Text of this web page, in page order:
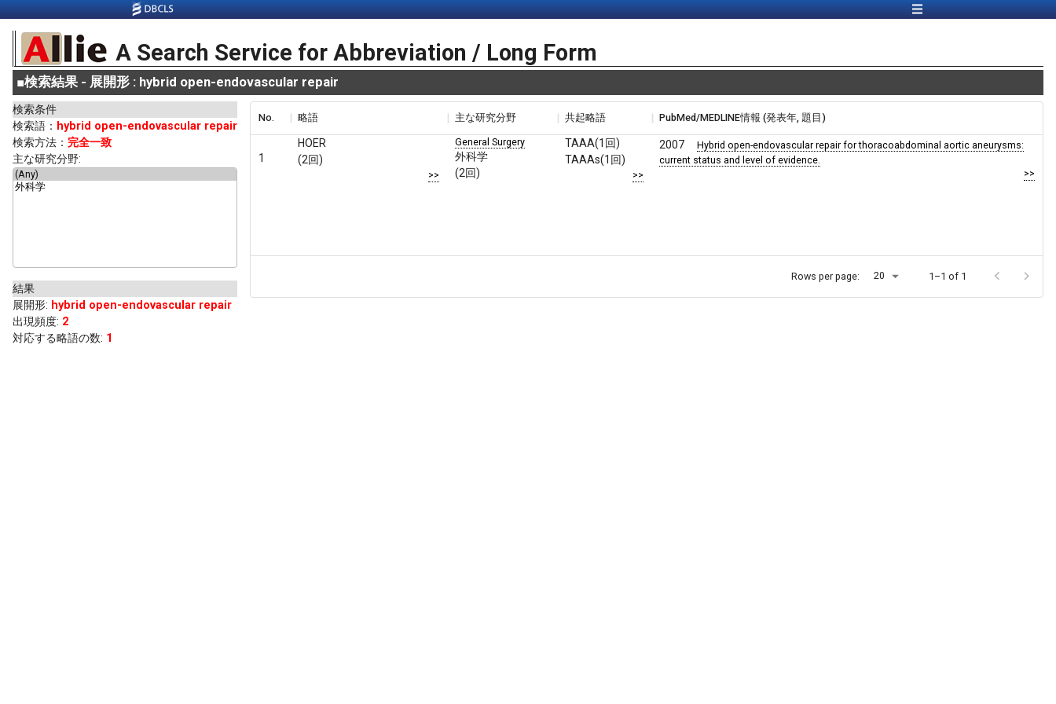
A Search Service for Abbreviation / Long Form
■検索結果 - 展開形 : hybrid open-endovascular repair
検索条件
検索語： hybrid open-endovascular repair
検索方法： 完全一致
主な研究分野:
結果
展開形: hybrid open-endovascular repair
出現頻度: 2
対応する略語の数: 1
No. 略語 主な研究分野 共起略語 PubMed/MEDLINE情報 (発表年, 題目)
1
HOER
(2回)
>>
General Surgery
外科学
(2回)
TAAA(1回)
TAAAs(1回)
>>
2007
Hybrid open-endovascular repair for thoracoabdominal aortic aneurysms:
current status and level of evidence.
>>
Rows per page: 20 1–1 of 1